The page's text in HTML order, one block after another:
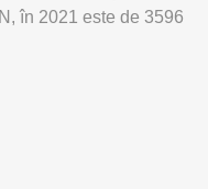
în 2021 este de 3596